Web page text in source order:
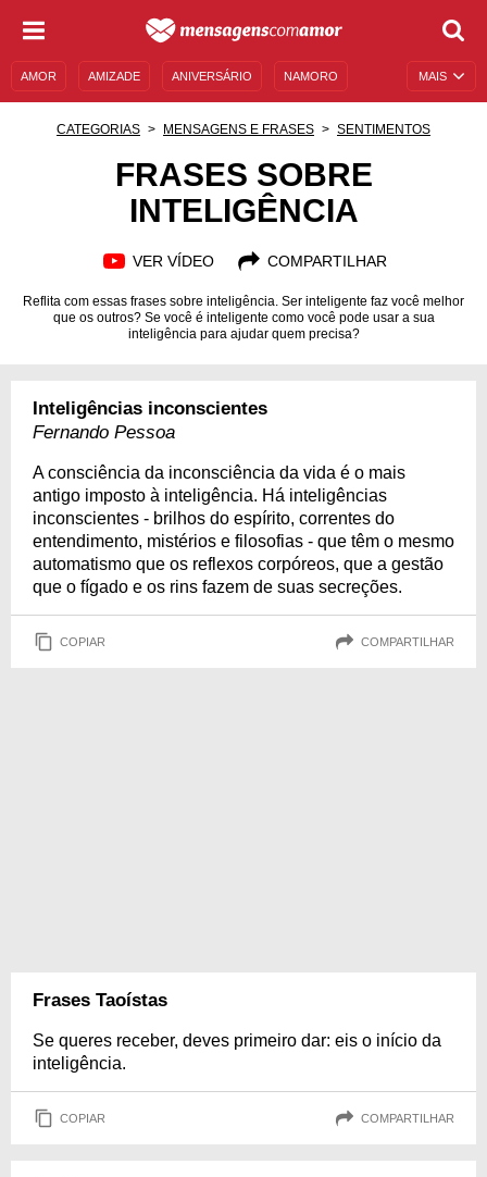
MAIS
AMOR AMIZADE ANIVERSÁRIO NAMORO
MENSAGENS E FRASES MENSAGENS DE ANIVERSÁRIO
CATEGORIAS MENSAGENS E FRASES SENTIMENTOS
FRASES SOBRE
INTELIGÊNCIA
VER VÍDEO COMPARTILHAR
Reflita com essas frases sobre inteligência. Ser inteligente faz você melhor
que os outros? Se você é inteligente como você pode usar a sua
inteligência para ajudar quem precisa?
Inteligências inconscientes
Fernando Pessoa
A consciência da inconsciência da vida é o mais
antigo imposto à inteligência. Há inteligências
inconscientes - brilhos do espírito, correntes do
entendimento, mistérios e filosofias - que têm o mesmo
automatismo que os reflexos corpóreos, que a gestão
que o fígado e os rins fazem de suas secreções.
COPIAR COMPARTILHAR
Frases Taoístas
Se queres receber, deves primeiro dar: eis o início da
inteligência.
COPIAR COMPARTILHAR